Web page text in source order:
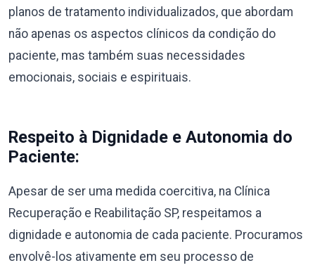
planos de tratamento individualizados, que abordam
não apenas os aspectos clínicos da condição do
paciente, mas também suas necessidades
emocionais, sociais e espirituais.
Respeito à Dignidade e Autonomia do
Paciente:
Apesar de ser uma medida coercitiva, na Clínica
Recuperação e Reabilitação SP, respeitamos a
dignidade e autonomia de cada paciente. Procuramos
envolvê-los ativamente em seu processo de